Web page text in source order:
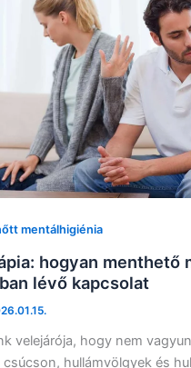
mentálhigiénia
hogyan menthető
lévő kapcsolat
velejárója, hogy nem
csúcson, hullámvölgyek és